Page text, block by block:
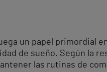
un papel primordial
de sueño. Según la
las rutinas de